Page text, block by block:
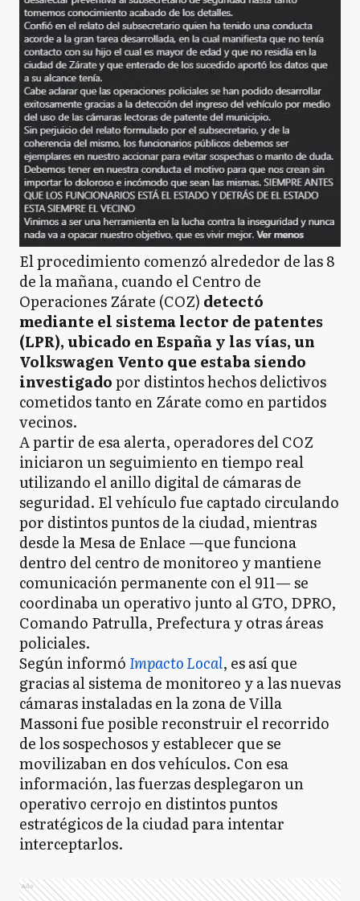
El procedimiento comenzó alrededor de las 8
de la mañana, cuando el Centro de
Operaciones Zárate (COZ) detectó
mediante el sistema lector de patentes
(LPR), ubicado en España y las vías, un
Volkswagen Vento que estaba siendo
investigadopor distintos hechos delictivos
cometidos tanto en Zárate como en partidos
vecinos.
A partir de esa alerta, operadores del COZ
iniciaron un seguimiento en tiempo real
utilizando el anillo digital de cámaras de
seguridad. El vehículo fue captado circulando
por distintos puntos de la ciudad, mientras
desde la Mesa de Enlace —que funciona
dentro del centro de monitoreo y mantiene
comunicación permanente con el 911— se
coordinaba un operativo junto al GTO, DPRO,
Comando Patrulla, Prefectura y otras áreas
policiales.
Según informó Impacto Local, es así que
gracias al sistema de monitoreo y a las nuevas
cámaras instaladas en la zona de Villa
Massoni fue posible reconstruir el recorrido
de los sospechosos y establecer que se
movilizaban en dos vehículos. Con esa
información, las fuerzas desplegaron un
operativo cerrojo en distintos puntos
estratégicos de la ciudad para intentar
interceptarlos.
Ads